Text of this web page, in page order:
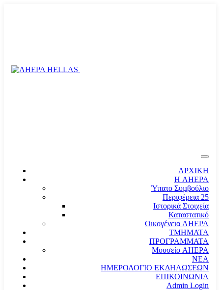
ΑΡΧΙΚΗ
Η AHEPA
Ύπατο Συµβούλιο
Περιφέρεια 25
Ιστορικά Στοιχεία
Καταστατικό
Οικογένεια AHEPA
ΤΜΗΜΑΤΑ
ΠΡΟΓΡΑΜΜΑΤΑ
Μουσείο AHEPA
ΝΕΑ
ΗΜΕΡΟΛΟΓΙΟ ΕΚΔΗΛΩΣΕΩΝ
ΕΠΙΚΟΙΝΩΝΙΑ
Admin Login